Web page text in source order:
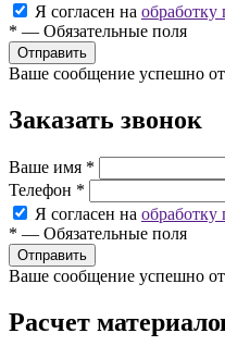
Я согласен на
* — Обязательные поля
Ваше сообщение успешно
Заказать звонок
Ваше имя *
Телефон *
Я согласен на
* — Обязательные поля
Ваше сообщение успешно
Расчет